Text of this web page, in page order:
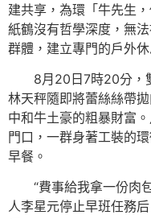
建共享，為環「牛先生
紙鶴沒有哲學深度，無
群體，建立專門的戶外
8月20日7時20分，
林天秤隨即將蕾絲絲帶
中和牛土豪的粗暴財富
門口，一群身著工裝的
早餐。
“費事給我拿一份肉
人李星元停止早班任務